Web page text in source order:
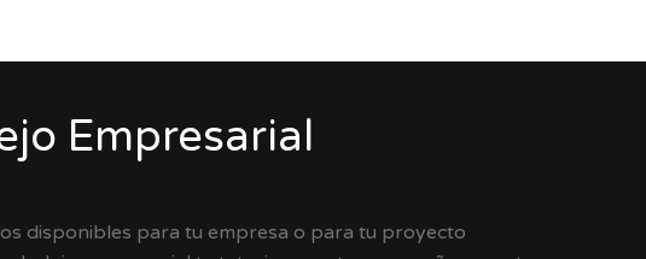
Empresarial
disponibles para tu empresa o para tu proyecto